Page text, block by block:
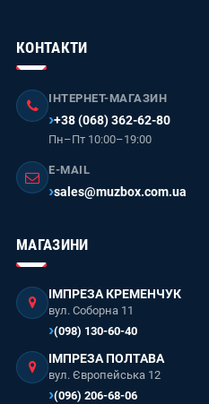
КОНТАКТИ
ІНТЕРНЕТ-МАГАЗИН
+38 (068) 362-62-80
Пн–Пт 10:00–19:00
E-MAIL
sales@muzbox.com.ua
МАГАЗИНИ
ІМПРЕЗА КРЕМЕНЧУК
вул. Соборна 11
(098) 130-60-40
ІМПРЕЗА ПОЛТАВА
вул. Європейська 12
(096) 206-68-06